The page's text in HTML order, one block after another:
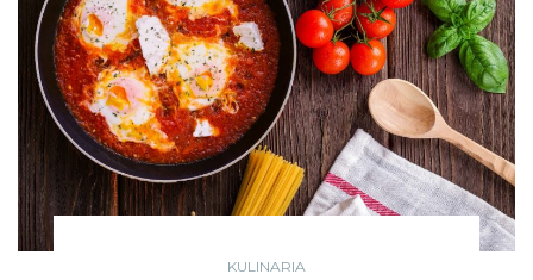
KULINARIA